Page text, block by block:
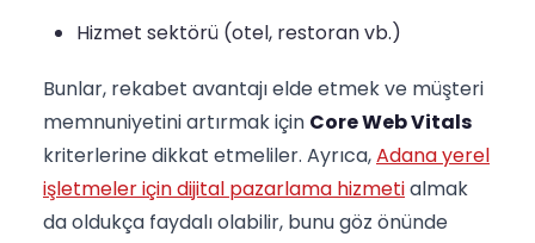
Hizmet sektörü (otel, restoran vb.)
Bunlar, rekabet avantajı elde etmek ve müşteri
memnuniyetini artırmak için Core Web Vitals
kriterlerine dikkat etmeliler. Ayrıca,Adana yerel
işletmeler için dijital pazarlama hizmetialmak
da oldukça faydalı olabilir, bunu göz önünde